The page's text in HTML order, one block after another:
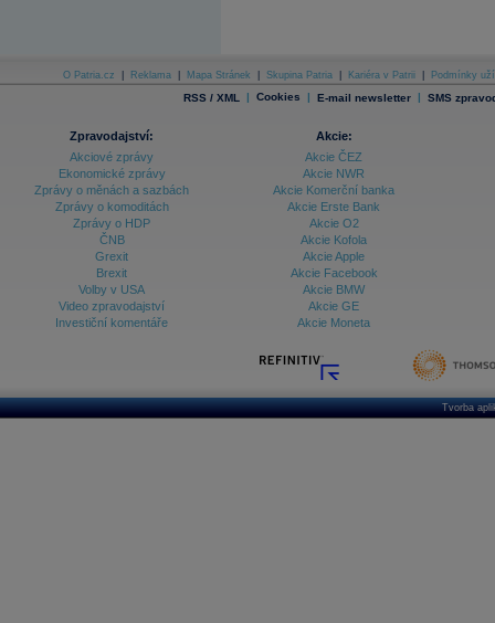
Archiv - Měsíční makroekonomické přehledy
Archiv - Vývoj české koruny
Archiv analýz - Makroukazatele
Ceny průmyslových výrobců - Data a prognózy
Ceny průmyslových výrobců - Graf (ČR)
Ceny průmyslových výrobců - Kalendář (ČR)
Ceny průmyslových výrobců - Zpravodajství
Databanka - Ceny
O Patria.cz Reklama Mapa Stránek Skupina Patria Kariéra v Patrii Podmínky
RSS / XML | Cookies | E-mail newsletter | SMS
Zpravodajství:
Akciové zprávy
Ekonomické zprávy
Zprávy o měnách a sazbách
Zprávy o komoditách
Zprávy o HDP
ČNB
Grexit
Brexit
Volby v USA
Video zpravodajství
Investiční komentáře
Akcie:
Akcie ČEZ
Akcie NWR
Akcie Komerční banka
Akcie Erste Bank
Akcie O2
Akcie Kofola
Akcie Apple
Akcie Facebook
Akcie BMW
Akcie GE
Akcie Moneta
Tvorba